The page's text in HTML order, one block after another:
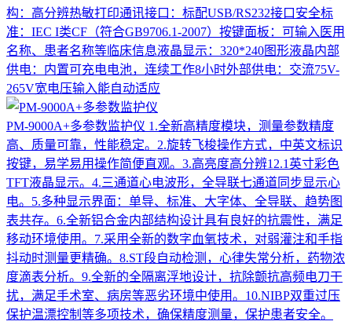
构：高分辨热敏打印通讯接口：标配USB/RS232接口安全标
准：IEC I类CF（符合GB9706.1-2007）按键面板：可输入医用
名称、患者名称等临床信息液晶显示：320*240图形液晶内部
供电：内置可充电电池，连续工作8小时外部供电：交流75V-
265V宽电压输入能自动适应
PM-9000A+多参数监护仪 1.全新高精度模块，测量参数精度
高、质量可靠，性能稳定。2.旋转飞梭操作方式，中英文标识
按键，易学易用操作简便直观。3.高亮度高分辨12.1英寸彩色
TFT液晶显示。4.三通道心电波形，全导联七通道同步显示心
电。5.多种显示界面：单导、标准、大字体、全导联、趋势图
表共存。6.全新铝合金内部结构设计具有良好的抗震性，满足
移动环境使用。7.采用全新的数字血氧技术，对弱灌注和手指
抖动时测量更精确。8.ST段自动检测，心律失常分析，药物浓
度滴表分析。9.全新的全隔离浮地设计，抗除颤抗高频电刀干
扰，满足手术室、病房等恶劣环境中使用。10.NIBP双重过压
保护温漂控制等多项技术，确保精度测量，保护患者安全。